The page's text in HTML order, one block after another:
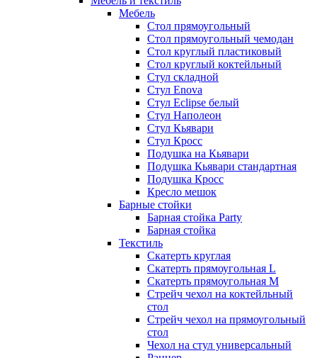
Мебель
Стол прямоугольный
Стол прямоугольный чемодан
Стол круглый пластиковый
Стол круглый коктейльный
Стул складной
Стул Enova
Стул Eclipse белый
Стул Наполеон
Стул Кьявари
Стул Кросс
Подушка на Кьявари
Подушка Кьявари стандартная
Подушка Кросс
Кресло мешок
Барные стойки
Барная стойка Party
Барная стойка
Текстиль
Скатерть круглая
Скатерть прямоугольная L
Скатерть прямоугольная M
Стрейч чехол на коктейльный
стол
Стрейч чехол на прямоугольный
стол
Чехол на стул универсальный